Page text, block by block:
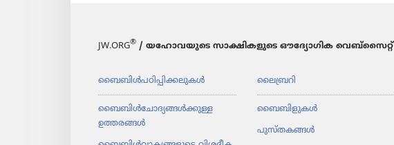
JW.ORG® / യഹോവയുടെ സാക്ഷികളുടെ ഔദ്യോഗിക വെബ്സൈറ്റ്
ബൈബിൾപ​ഠി​പ്പി​ക്ക​ലു​കൾ
ബൈബിൾചോ​ദ്യ​ങ്ങൾക്കുള്ള
ഉത്തരങ്ങൾ
ലൈബ്രറി
ബൈബിളുകൾ
പുസ്‌ത​കങ്ങൾ